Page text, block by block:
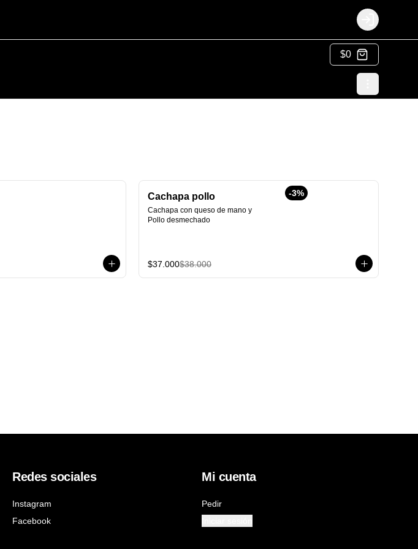
Login
$0
-3%
Cachapa pollo
Cachapa con queso de mano y
Pollo desmechado
$37.000$38.000
Redes sociales
Instagram
Facebook
Mi cuenta
Pedir